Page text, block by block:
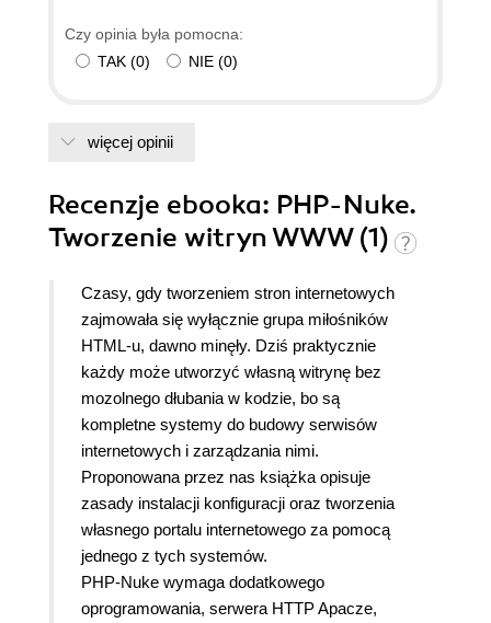
Czy opinia była pomocna:
TAK (0) NIE (0)
więcej opinii
Recenzje ebooka: PHP-Nuke.
Tworzenie witryn WWW (1)
Czasy, gdy tworzeniem stron internetowych
zajmowała się wyłącznie grupa miłośników
HTML-u, dawno minęły. Dziś praktycznie
każdy może utworzyć własną witrynę bez
mozolnego dłubania w kodzie, bo są
kompletne systemy do budowy serwisów
internetowych i zarządzania nimi.
Proponowana przez nas książka opisuje
zasady instalacji konfiguracji oraz tworzenia
własnego portalu internetowego za pomocą
jednego z tych systemów.
PHP-Nuke wymaga dodatkowego
oprogramowania, serwera HTTP Apacze,